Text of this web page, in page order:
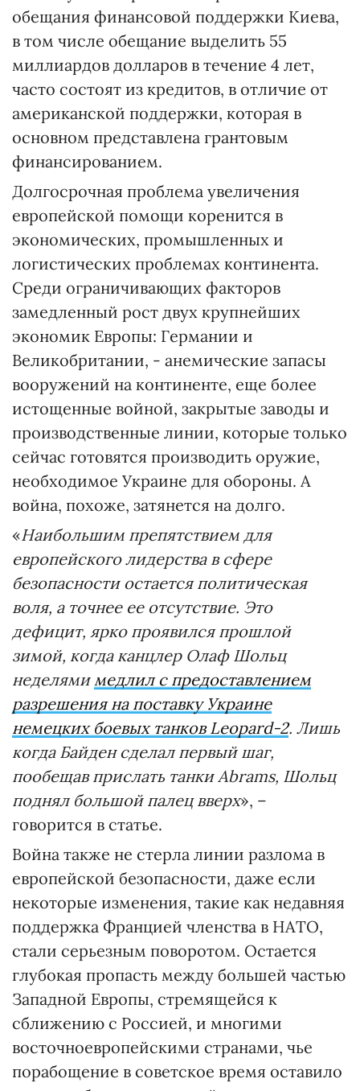
обещания финансовой поддержки Киева,
в том числе обещание выделить 55
миллиардов долларов в течение 4 лет,
часто состоят из кредитов, в отличие от
американской поддержки, которая в
основном представлена грантовым
финансированием.
Долгосрочная проблема увеличения
европейской помощи коренится в
экономических, промышленных и
логистических проблемах континента.
Среди ограничивающих факторов
замедленный рост двух крупнейших
экономик Европы: Германии и
Великобритании, - анемические запасы
вооружений на континенте, еще более
истощенные войной, закрытые заводы и
производственные линии, которые только
сейчас готовятся производить оружие,
необходимое Украине для обороны. А
война, похоже, затянется на долго.
«Наибольшим препятствием для
европейского лидерства в сфере
безопасности остается политическая
воля, а точнее ее отсутствие. Это
дефицит, ярко проявился прошлой
зимой, когда канцлер Олаф Шольц
неделямимедлил с предоставлением
разрешения на поставку Украине
немецких боевых танков Leopard-2. Лишь
когда Байден сделал первый шаг,
пообещав прислать танки Abrams, Шольц
поднял большой палец вверх», –
говорится в статье.
Война также не стерла линии разлома в
европейской безопасности, даже если
некоторые изменения, такие как недавняя
поддержка Францией членства в НАТО,
стали серьезным поворотом. Остается
глубокая пропасть между большей частью
Западной Европы, стремящейся к
сближению с Россией, и многими
восточноевропейскими странами, чье
порабощение в советское время оставило